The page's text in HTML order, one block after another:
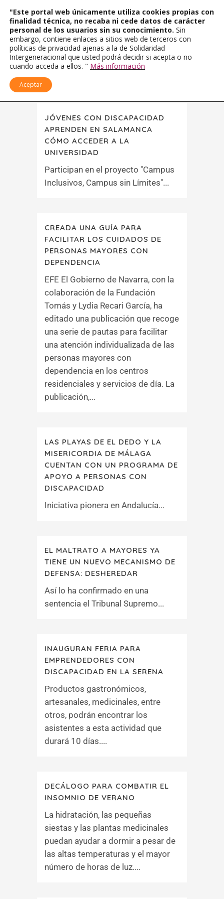
JÓVENES CON DISCAPACIDAD
APRENDEN EN SALAMANCA
CÓMO ACCEDER A LA
UNIVERSIDAD
Participan en el proyecto "Campus
Inclusivos, Campus sin Límites"...
CREADA UNA GUÍA PARA
FACILITAR LOS CUIDADOS DE
PERSONAS MAYORES CON
DEPENDENCIA
EFE El Gobierno de Navarra, con la
colaboración de la Fundación
Tomás y Lydia Recari García, ha
editado una publicación que recoge
una serie de pautas para facilitar
una atención individualizada de las
personas mayores con
dependencia en los centros
residenciales y servicios de día. La
publicación,...
LAS PLAYAS DE EL DEDO Y LA
MISERICORDIA DE MÁLAGA
CUENTAN CON UN PROGRAMA DE
APOYO A PERSONAS CON
DISCAPACIDAD
Iniciativa pionera en Andalucía...
EL MALTRATO A MAYORES YA
TIENE UN NUEVO MECANISMO DE
DEFENSA: DESHEREDAR
Así lo ha confirmado en una
sentencia el Tribunal Supremo...
INAUGURAN FERIA PARA
EMPRENDEDORES CON
DISCAPACIDAD EN LA SERENA
Productos gastronómicos,
artesanales, medicinales, entre
otros, podrán encontrar los
asistentes a esta actividad que
durará 10 días....
DECÁLOGO PARA COMBATIR EL
INSOMNIO DE VERANO
La hidratación, las pequeñas
siestas y las plantas medicinales
puedan ayudar a dormir a pesar de
las altas temperaturas y el mayor
número de horas de luz....
"Este portal web únicamente utiliza cookies propias con
finalidad técnica, no recaba ni cede datos de carácter
personal de los usuarios sin su conocimiento. Sin
embargo, contiene enlaces a sitios web de terceros con
políticas de privacidad ajenas a la de Solidaridad
Intergeneracional que usted podrá decidir si acepta o no
cuando acceda a ellos. " Más información
Aceptar